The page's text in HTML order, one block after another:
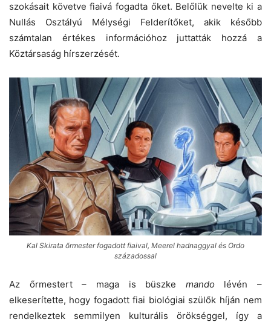
szokásait követve fiaivá fogadta őket. Belőlük nevelte ki a
Nullás Osztályú Mélységi Felderítőket, akik később
számtalan értékes információhoz juttatták hozzá a
Köztársaság hírszerzését.
Kal Skirata őrmester fogadott fiaival, Meerel hadnaggyal és Ordo
századossal
Az őrmestert – maga is büszke mandolévén –
elkeserítette, hogy fogadott fiai biológiai szülők híján nem
rendelkeztek semmilyen kulturális örökséggel, így a